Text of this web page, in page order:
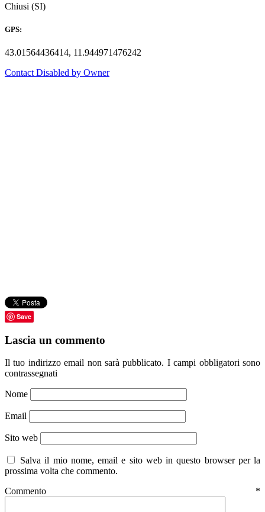
Chiusi (SI)
GPS:
43.01564436414, 11.944971476242
Contact Disabled by Owner
Save
Lascia un commento
Il tuo indirizzo email non sarà pubblicato. I campi obbligatori sono
contrassegnati
Nome
Email
Sito web
Salva il mio nome, email e sito web in questo browser per la
prossima volta che commento.
Commento *